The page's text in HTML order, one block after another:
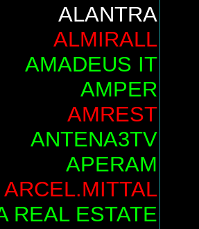
ALANTRA
ALMIRALL
AMADEUS IT
AMPER
AMREST
ANTENA3TV
APERAM
ARCEL.MITTAL
REAL ESTATE